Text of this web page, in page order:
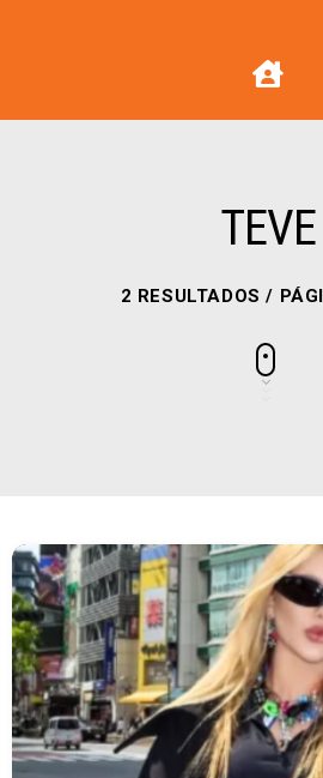
TEVE
2 RESULTADOS /